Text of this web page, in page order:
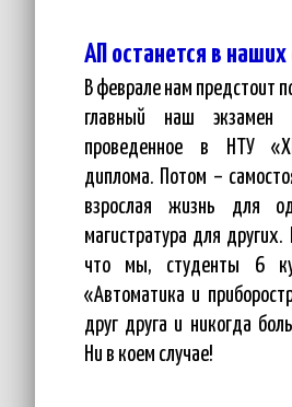
АП останется в
В феврале нам предстоит
главный наш
проведенное в НТУ
диплома. Потом –
взрослая жизнь для
магистратура для других.
что мы, студенты 6
«Автоматика и
друг друга и никогда
Ни в коем случае!